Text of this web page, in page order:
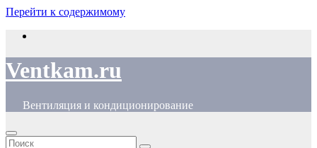
Перейти к содержимому
Ventkam.ru
Вентиляция и кондиционирование